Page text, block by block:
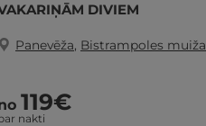
DIVIEM
Panevēža, Bistrampoles muiža
119€
nakti